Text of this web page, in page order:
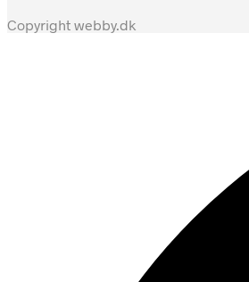
Copyright webby.dk